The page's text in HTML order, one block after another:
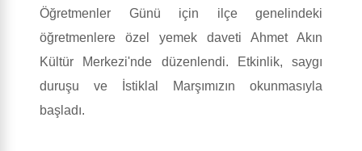
Öğretmenler Günü için ilçe genelindeki
öğretmenlere özel yemek daveti Ahmet Akın
Kültür Merkezi'nde düzenlendi. Etkinlik, saygı
duruşu ve İstiklal Marşımızın okunmasıyla
başladı.